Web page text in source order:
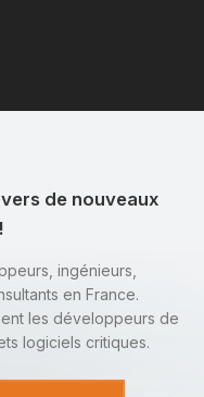
de nouveaux
ingénieurs,
en France.
les développeurs de
logiciels critiques.